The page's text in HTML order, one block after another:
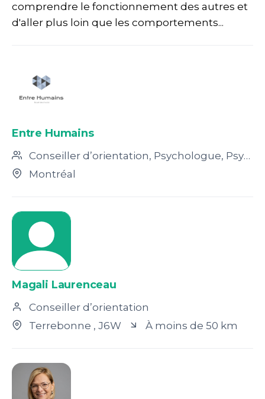
comprendre le fonctionnement des autres et
d'aller plus loin que les comportements...
Entre Humains
Conseiller d’orientation, Psychologue, Psychoéducateur, Sexologue, Travailleur social, Autre, Doctorant en Psychologie, Hypnothérapeute, Intervenant psychosocial, Psychothérapeute
Montréal
Magali Laurenceau
Conseiller d’orientation
Terrebonne , J6W À moins de 50 km